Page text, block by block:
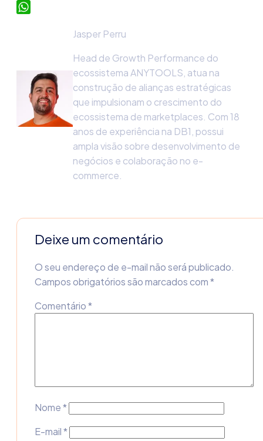
X
Jasper Perru
Head de Growth Performance do
ecossistema ANYTOOLS, atua na
construção de alianças estratégicas
que impulsionam o crescimento do
ecossistema de marketplaces. Com 18
anos de experiência na DB1, possui
ampla visão sobre desenvolvimento de
negócios e colaboração no e-
commerce.
Deixe um comentário
O seu endereço de e-mail não será publicado.
Campos obrigatórios são marcados com*
Comentário*
Nome*
E-mail*